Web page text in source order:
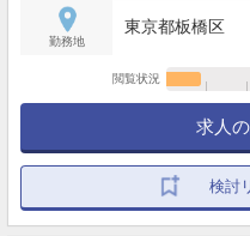
勤務地
東京都板橋区
閲覧状況
求人
検討